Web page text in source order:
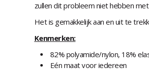
zullen dit probleem niet hebben
Het is gemakkelijk aan en uit te
Kenmerken:
82% polyamide/nylon, 18%
Eén maat voor iedereen